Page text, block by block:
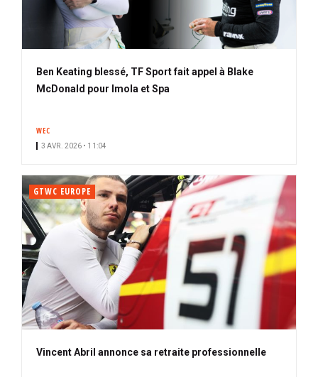
Ben Keating blessé, TF Sport fait appel à Blake
McDonald pour Imola et Spa
WEC
3 AVR. 2026 • 11:04
GTWC EUROPE
Vincent Abril annonce sa retraite professionnelle